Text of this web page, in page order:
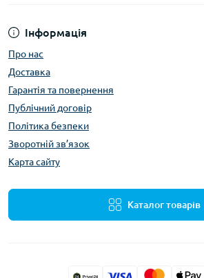
Інформація
Про нас
Доставка
Гарантія та повернення
Публічний договір
Політика безпеки
Зворотній зв’язок
Карта сайту
Каталог товарів